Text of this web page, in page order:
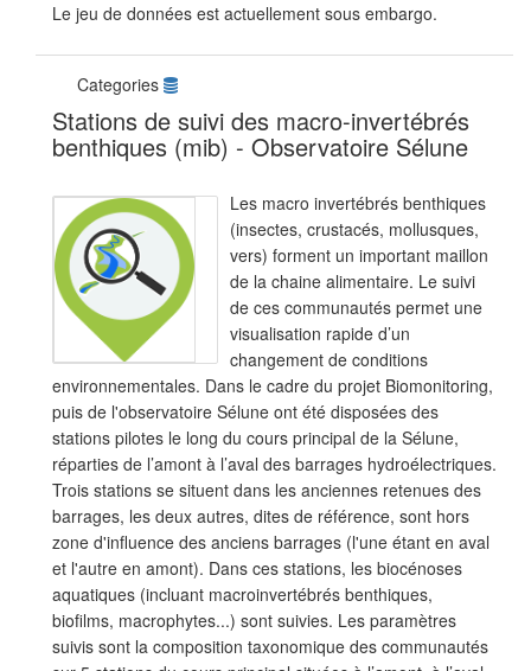
Le jeu de données est actuellement sous embargo.
Categories
Stations de suivi des macro-invertébrés
benthiques (mib) - Observatoire Sélune
Les macro invertébrés benthiques
(insectes, crustacés, mollusques,
vers) forment un important maillon
de la chaine alimentaire. Le suivi
de ces communautés permet une
visualisation rapide d’un
changement de conditions
environnementales. Dans le cadre du projet Biomonitoring,
puis de l'observatoire Sélune ont été disposées des
stations pilotes le long du cours principal de la Sélune,
réparties de l’amont à l’aval des barrages hydroélectriques.
Trois stations se situent dans les anciennes retenues des
barrages, les deux autres, dites de référence, sont hors
zone d'influence des anciens barrages (l'une étant en aval
et l'autre en amont). Dans ces stations, les biocénoses
aquatiques (incluant macroinvertébrés benthiques,
biofilms, macrophytes...) sont suivies. Les paramètres
suivis sont la composition taxonomique des communautés